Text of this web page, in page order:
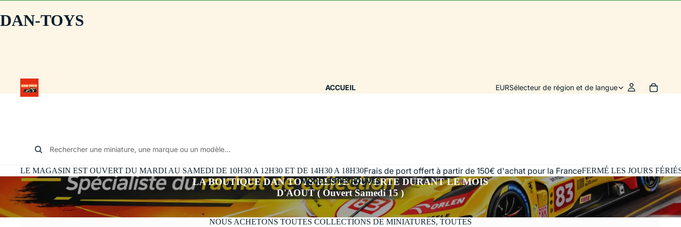
DAN-TOYS
ACCUEIL
MODÈLES RETROUVÉS
EURSélecteur de région et de langue
Rechercher une miniature, une marque ou un modèle...
LE MAGASIN EST OUVERT DU MARDI AU SAMEDI DE 10H30 A 12H30 ET DE 14H30 A 18H30Frais de port offert à partir de 150€ d'achat pour la FranceFERMÉ LES JOURS
LA BOUTIQUE DAN TOYS RESTE OUVERTE DURANT LE MOIS
D'AOUT ( Ouvert Samedi 15 )
NOUS ACHETONS TOUTES COLLECTIONS DE MINIATURES, TOUTES